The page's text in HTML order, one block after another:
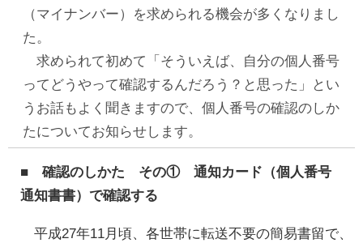
（マイナンバー）を求められる機会が多くなりまし
た。
求められて初めて「そういえば、自分の個人番号
ってどうやって確認するんだろう？と思った」とい
うお話もよく聞きますので、個人番号の確認のしか
たについてお知らせします。
■ 確認のしかた その① 通知カード（個人番号
通知書書）で確認する
平成27年11月頃、各世帯に転送不要の簡易書留で、